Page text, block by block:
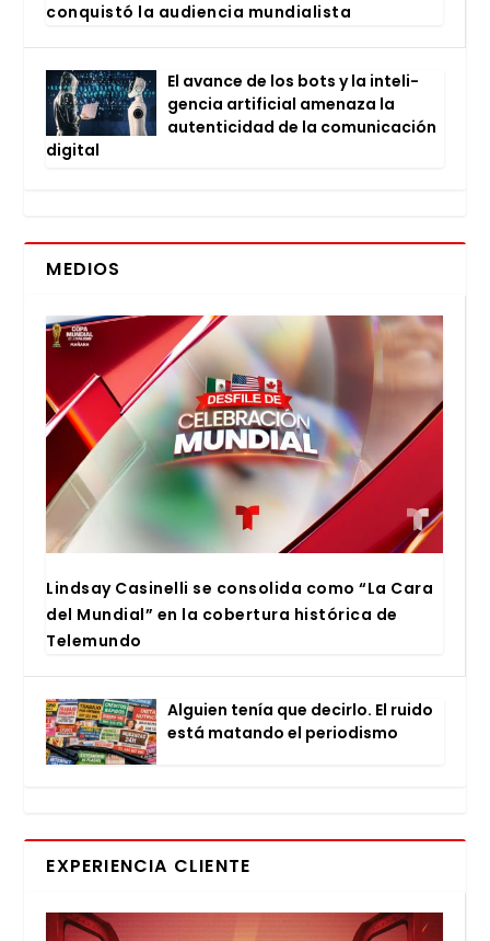
con­quis­tó la audien­cia mun­dia­lis­ta
El avan­ce de los bots y la inte­li­
gen­cia arti­fi­cial ame­na­za la
auten­ti­ci­dad de la comu­ni­ca­ción
digi­tal
MEDIOS
Lind­say Casi­ne­lli se con­so­li­da como “La Cara
del Mun­dial” en la cober­tu­ra his­tó­ri­ca de
Tele­mun­do
Alguien tenía que decir­lo. El rui­do
está matan­do el perio­dis­mo
EXPERIENCIA CLIENTE